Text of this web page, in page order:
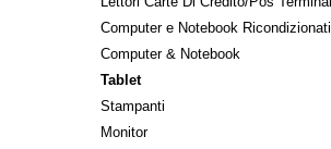
Computer e Notebook Ricondizionati
Computer & Notebook
Tablet
Stampanti
Monitor